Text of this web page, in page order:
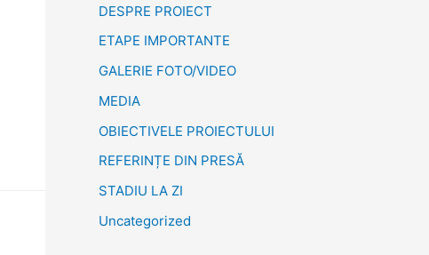
DESPRE PROIECT
ETAPE IMPORTANTE
GALERIE FOTO/VIDEO
MEDIA
OBIECTIVELE PROIECTULUI
REFERINȚE DIN PRESĂ
STADIU LA ZI
Uncategorized